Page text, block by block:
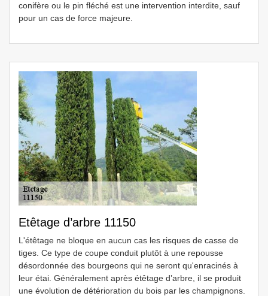
conifère ou le pin fléché est une intervention interdite, sauf
pour un cas de force majeure.
Etêtage d’arbre 11150
L'étêtage ne bloque en aucun cas les risques de casse de
tiges. Ce type de coupe conduit plutôt à une repousse
désordonnée des bourgeons qui ne seront qu'enracinés à
leur étai. Généralement après étêtage d’arbre, il se produit
une évolution de détérioration du bois par les champignons.